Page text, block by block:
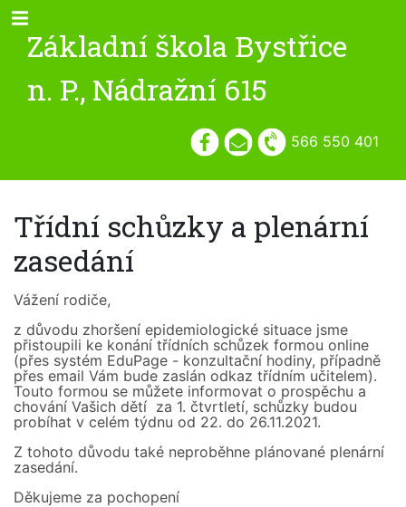
566 550 401
Základní škola Bystřice
n. P., Nádražní 615
Třídní schůzky a plenární
zasedání
Vážení rodiče,
z důvodu zhoršení epidemiologické situace jsme
přistoupili ke konání třídních schůzek formou online
(přes systém EduPage - konzultační hodiny, případně
přes email Vám bude zaslán odkaz třídním učitelem).
Touto formou se můžete informovat o prospěchu a
chování Vašich dětí za 1. čtvrtletí, schůzky budou
probíhat v celém týdnu od 22. do 26.11.2021.
Z tohoto důvodu také neproběhne plánované plenární
zasedání.
Děkujeme za pochopení